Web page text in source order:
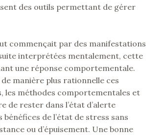
des outils permettant de gérer
commençait par des manifestations
interprétées mentalement, cette
une réponse comportementale.
manière plus rationnelle ces
les méthodes comportementales et
de rester dans l’état d’alerte
de l’état de stress sans
ou d’épuisement. Une bonne